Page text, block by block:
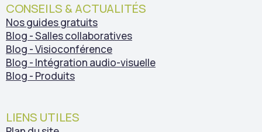
CONSEILS & ACTUALITÉS
Nos guides gratuits
Blog - Salles collaboratives
Blog - Visioconférence
Blog - Intégration audio-visuelle
Blog - Produits
LIENS UTILES